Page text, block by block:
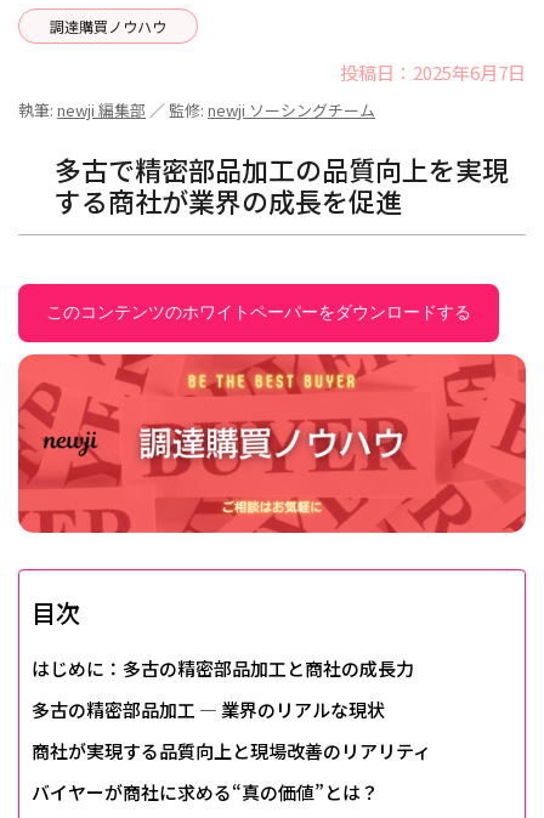
調達購買ノウハウ
投稿日：2025年6月7日
執筆: newji 編集部 ／ 監修: newji ソーシングチーム
多古で精密部品加工の品質向上を実現
する商社が業界の成長を促進
このコンテンツのホワイトペーパーをダウンロードする
目次
はじめに：多古の精密部品加工と商社の成長力
多古の精密部品加工 ― 業界のリアルな現状
商社が実現する品質向上と現場改善のリアリティ
バイヤーが商社に求める“真の価値”とは？